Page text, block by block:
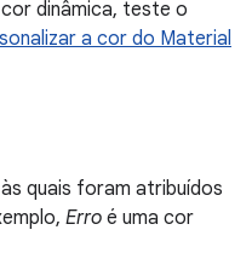
dinâmica, teste o
a cor do Material
quais foram atribuídos
Erro é uma cor